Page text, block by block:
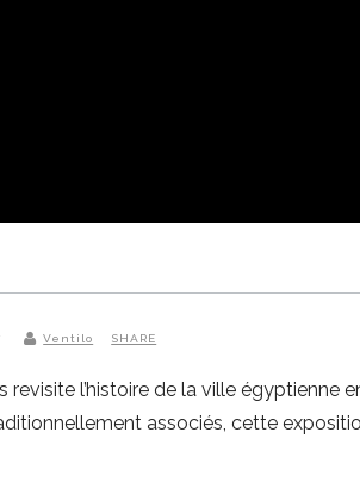
Ventilo SHARE
l’histoire de la ville égyptienne
associés, cette